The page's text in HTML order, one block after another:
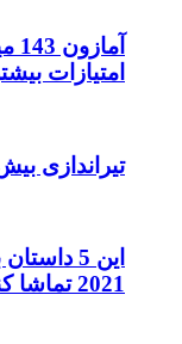
امتیازات
تیراندازی بیش از 40 سال رژه هالووین
این 5
2021 تماشا کنید